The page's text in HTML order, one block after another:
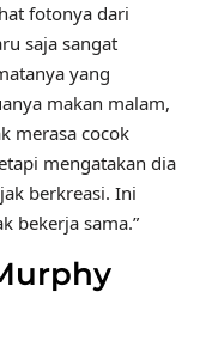
fotonya dari
saja sangat
yang
makan malam,
merasa cocok
mengatakan dia
berkreasi. Ini
bekerja sama.”